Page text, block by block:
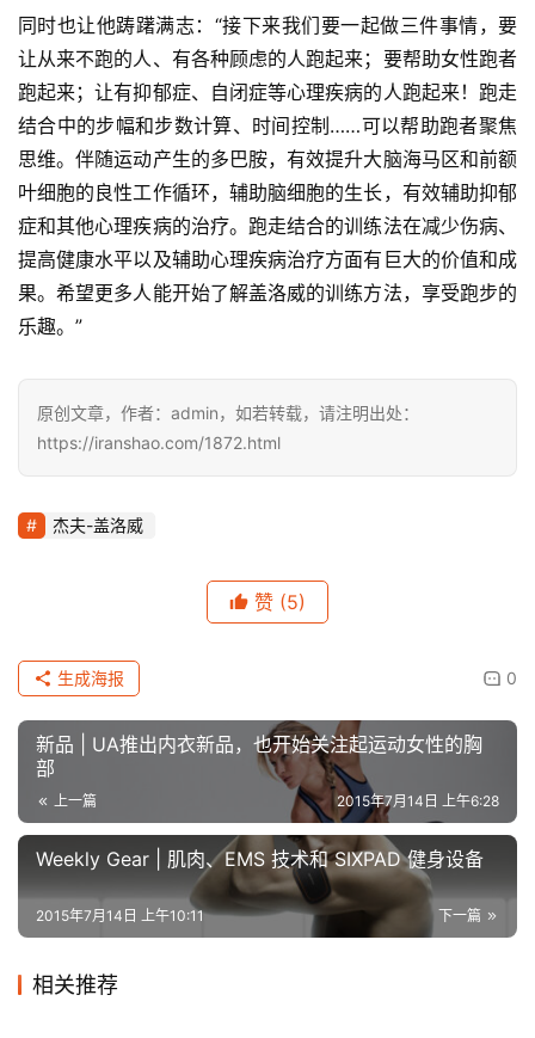
同时也让他踌躇满志：“接下来我们要一起做三件事情，要
让从来不跑的人、有各种顾虑的人跑起来；要帮助女性跑者
跑起来；让有抑郁症、自闭症等心理疾病的人跑起来！跑走
结合中的步幅和步数计算、时间控制……可以帮助跑者聚焦
思维。伴随运动产生的多巴胺，有效提升大脑海马区和前额
叶细胞的良性工作循环，辅助脑细胞的生长，有效辅助抑郁
症和其他心理疾病的治疗。跑走结合的训练法在减少伤病、
提高健康水平以及辅助心理疾病治疗方面有巨大的价值和成
果。希望更多人能开始了解盖洛威的训练方法，享受跑步的
乐趣。”
原创文章，作者：admin，如若转载，请注明出处：
https://iranshao.com/1872.html
杰夫-盖洛威
赞 (5)
0
生成海报
新品 | UA推出内衣新品，也开始关注起运动女性的胸
部
上一篇 2015年7月14日 上午6:28
Weekly Gear | 肌肉、EMS 技术和 SIXPAD 健身设备
下一篇
2015年7月14日 上午10:11
相关推荐